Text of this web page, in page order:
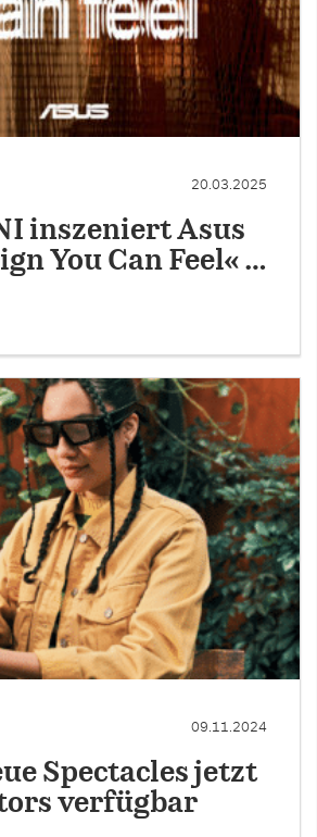
20.03.2025
inszeniert Asus
You Can Feel« …
09.11.2024
Spectacles jetzt
verfügbar